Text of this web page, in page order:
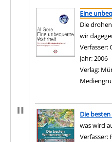
Suchergebnis
Zu den Suchfiltern
Eine
Die
wir
Verfasser:
Jahr:2006
Verlag:
Die
was wird
Verfasser: